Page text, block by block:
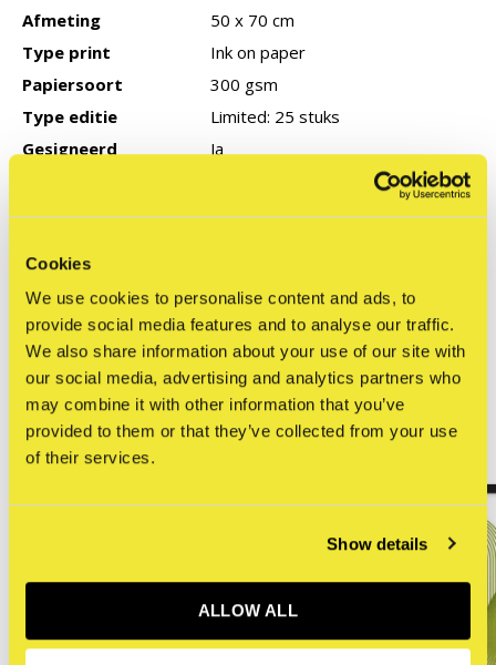
Cookies
We use cookies to personalise content and ads, to
provide social media features and to analyse our traffic.
We also share information about your use of our site with
our social media, advertising and analytics partners who
may combine it with other information that you’ve
provided to them or that they’ve collected from your use
of their services.
Show details
ALLOW ALL
Afmeting
50 x 70 cm
Type print
Ink on paper
Papiersoort
300 gsm
Type editie
Limited: 25 stuks
Gesigneerd
Ja
COA
Geen
Reviews
0/ 5
Related articles